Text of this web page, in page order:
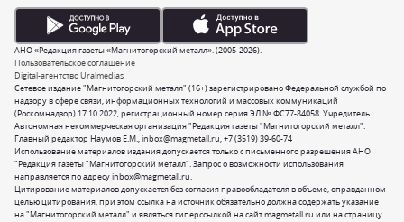
Сетевое издание "Магнитогорский металл" (16+) зарегистрировано Федеральной службой по
надзору в сфере связи, информационных технологий и массовых коммуникаций
(Роскомнадзор) 17.10.2022, регистрационный номер серия ЭЛ № ФС77-84058. Учредитель
Автономная некоммерческая организация "Редакция газеты "Магнитогорский металл".
Главный редактор Наумов Е.М.,inbox@magmetall.ru,+7 (3519) 39-60-74
Использование материалов издания допускается только с письменного разрешения АНО
"Редакция газеты "Магнитогорский металл". Запрос о возможности использования
направляется по адресуinbox@magmetall.ru.
Цитирование материалов допускается без согласия правообладателя в объеме, оправданном
целью цитирования, при этом ссылка на источник обязательно должна содержать указание
на "Магнитогорский металл" и являться гиперссылкой на сайт magmetall.ru или на страницу
Пользовательское соглашение
Digital-агентство Uralmedias
АНО «Редакция газеты «Магнитогорский металл». (2005-2026).